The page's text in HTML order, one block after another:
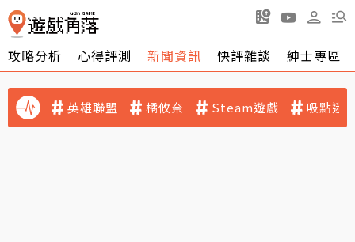
攻略分析 心得評測 新聞資訊 快評雜談 紳士專區
英雄聯盟 橘攸奈 Steam遊戲 吸點迷